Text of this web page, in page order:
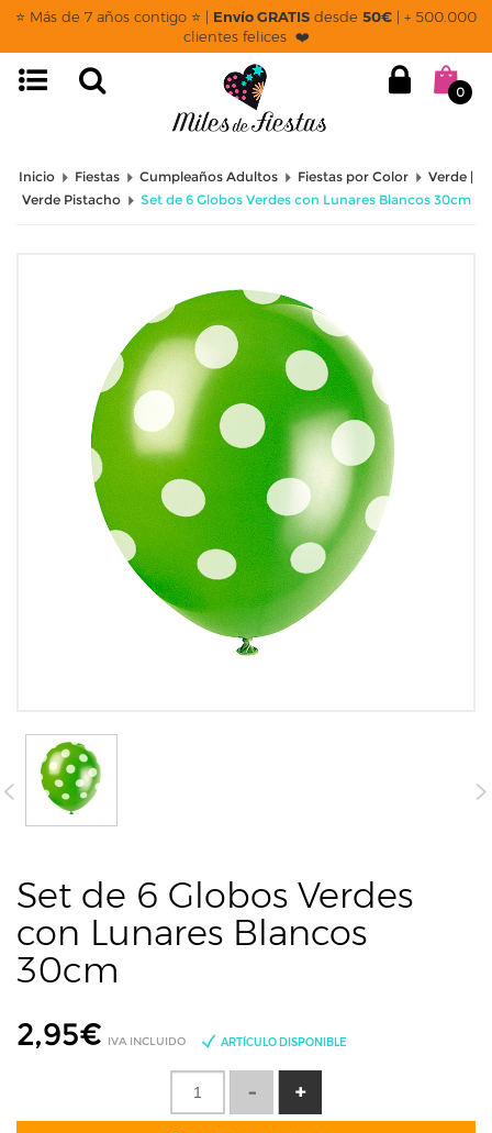
⭐ Más de 7 años contigo ⭐ | Envío GRATIS desde 50€ | + 500.000
clientes felices ❤️
0
Inicio Fiestas Cumpleaños Adultos Fiestas por Color
Verde |
Verde Pistacho
Set de 6 Globos Verdes con Lunares Blancos 30cm
Set de 6 Globos Verdes
con Lunares Blancos
30cm
2,95€ IVA INCLUIDO ARTÍCULO DISPONIBLE